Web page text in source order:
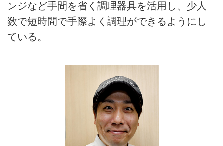
ンジなど手間を省く調理器具を活用し、少人
数で短時間で手際よく調理ができるようにし
ている。